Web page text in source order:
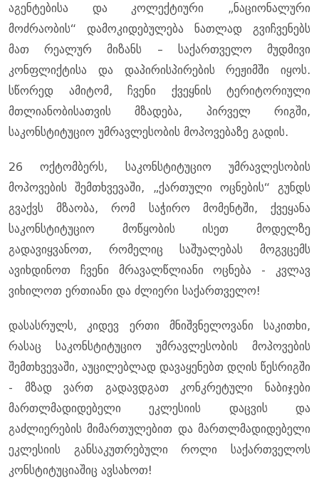
აგენტებისა და კოლექტიური „ნაციონალური
მოძრაობის“ დამოკიდებულება ნათლად გვიჩვენებს
მათ რეალურ მიზანს – საქართველო მუდმივი
კონფლიქტისა და დაპირისპირების რეჟიმში იყოს.
სწორედ ამიტომ, ჩვენი ქვეყნის ტერიტორიული
მთლიანობისათვის მზადება, პირველ რიგში,
საკონსტიტუციო უმრავლესობის მოპოვებაზე გადის.
26 ოქტომბერს, საკონსტიტუციო უმრავლესობის
მოპოვების შემთხვევაში, „ქართული ოცნების“ გუნდს
გვაქვს მზაობა, რომ საჭირო მომენტში, ქვეყანა
საკონსტიტუციო მოწყობის ისეთ მოდელზე
გადავიყვანოთ, რომელიც საშუალებას მოგვცემს
ავიხდინოთ ჩვენი მრავალწლიანი ოცნება - კვლავ
ვიხილოთ ერთიანი და ძლიერი საქართველო!
დასასრულს, კიდევ ერთი მნიშვნელოვანი საკითხი,
რასაც საკონსტიტუციო უმრავლესობის მოპოვების
შემთხვევაში, აუცილებლად დავაყენებთ დღის წესრიგში
- მზად ვართ გადავდგათ კონკრეტული ნაბიჯები
მართლმადიდებელი ეკლესიის დაცვის და
გაძლიერების მიმართულებით და მართლმადიდებელი
ეკლესიის განსაკუთრებული როლი საქართველოს
კონსტიტუციაშიც ავსახოთ!